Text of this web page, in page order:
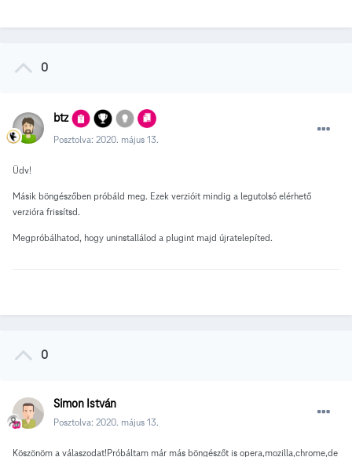
0
btz
Posztolva: 2020. május 13.
Üdv!
Másik böngészőben próbáld meg. Ezek verzióit mindig a legutolsó elérhető
verzióra frissítsd.
Megpróbálhatod, hogy uninstallálod a plugint majd újratelepíted.
0
Simon István
Posztolva: 2020. május 13.
Köszönöm a válaszodat!Próbáltam már más böngészőt is opera,mozilla,chrome,de